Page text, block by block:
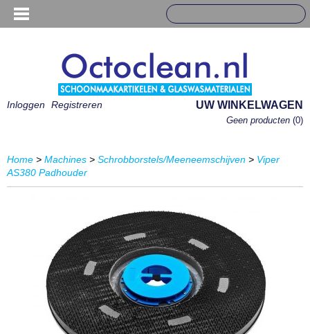
Inloggen Registreren UW WINKELWAGEN
Geen producten (0)
Home > Machines > Schrobborstels/Meeneemschijven > Viper
AS380 Padhouder